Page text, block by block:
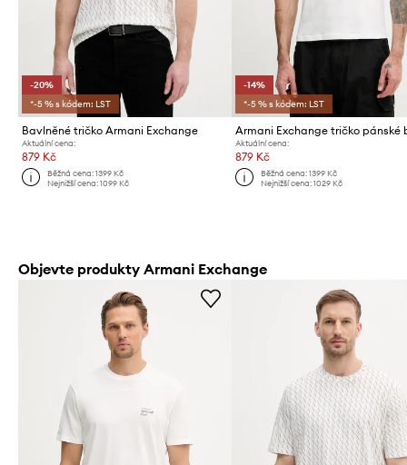
-20%
*-5 % s kódem: LST
Bavlněné tričko Armani Exchange
Aktuální cena:
879 Kč
Běžná cena:1399 Kč
Nejnižší cena:1099 Kč
-14%
*-5 % s kódem: LST
Aktuální cena:
879 Kč
Běžná cena: 1399 Kč
Nejnižší cena: 1029 Kč
Objevte produkty Armani Exchange